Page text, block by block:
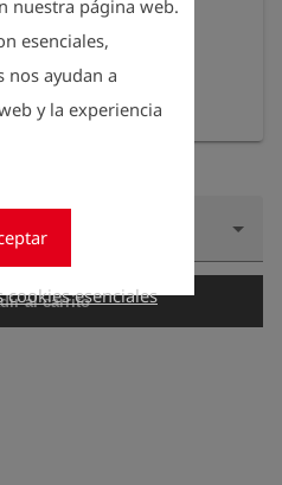
nuestra página web.
esenciales,
nos ayudan a
y la experiencia
cookies esenciales
el precio
al carrito